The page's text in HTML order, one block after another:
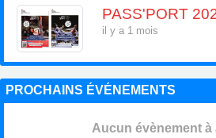
PASS'PORT
il y a 1 mois
PROCHAINS ÉVÉNEMENTS
Aucun évènement à